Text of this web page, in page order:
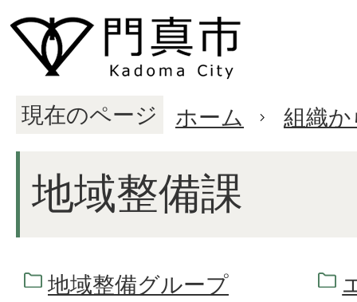
現在のページ ホーム 組織
地域整備課
地域整備グループ